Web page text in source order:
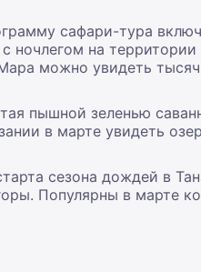
сафари-тура
ночлегом на территории
можно увидеть
пышной зеленью
в марте увидеть
сезона дождей в
Популярны в марте